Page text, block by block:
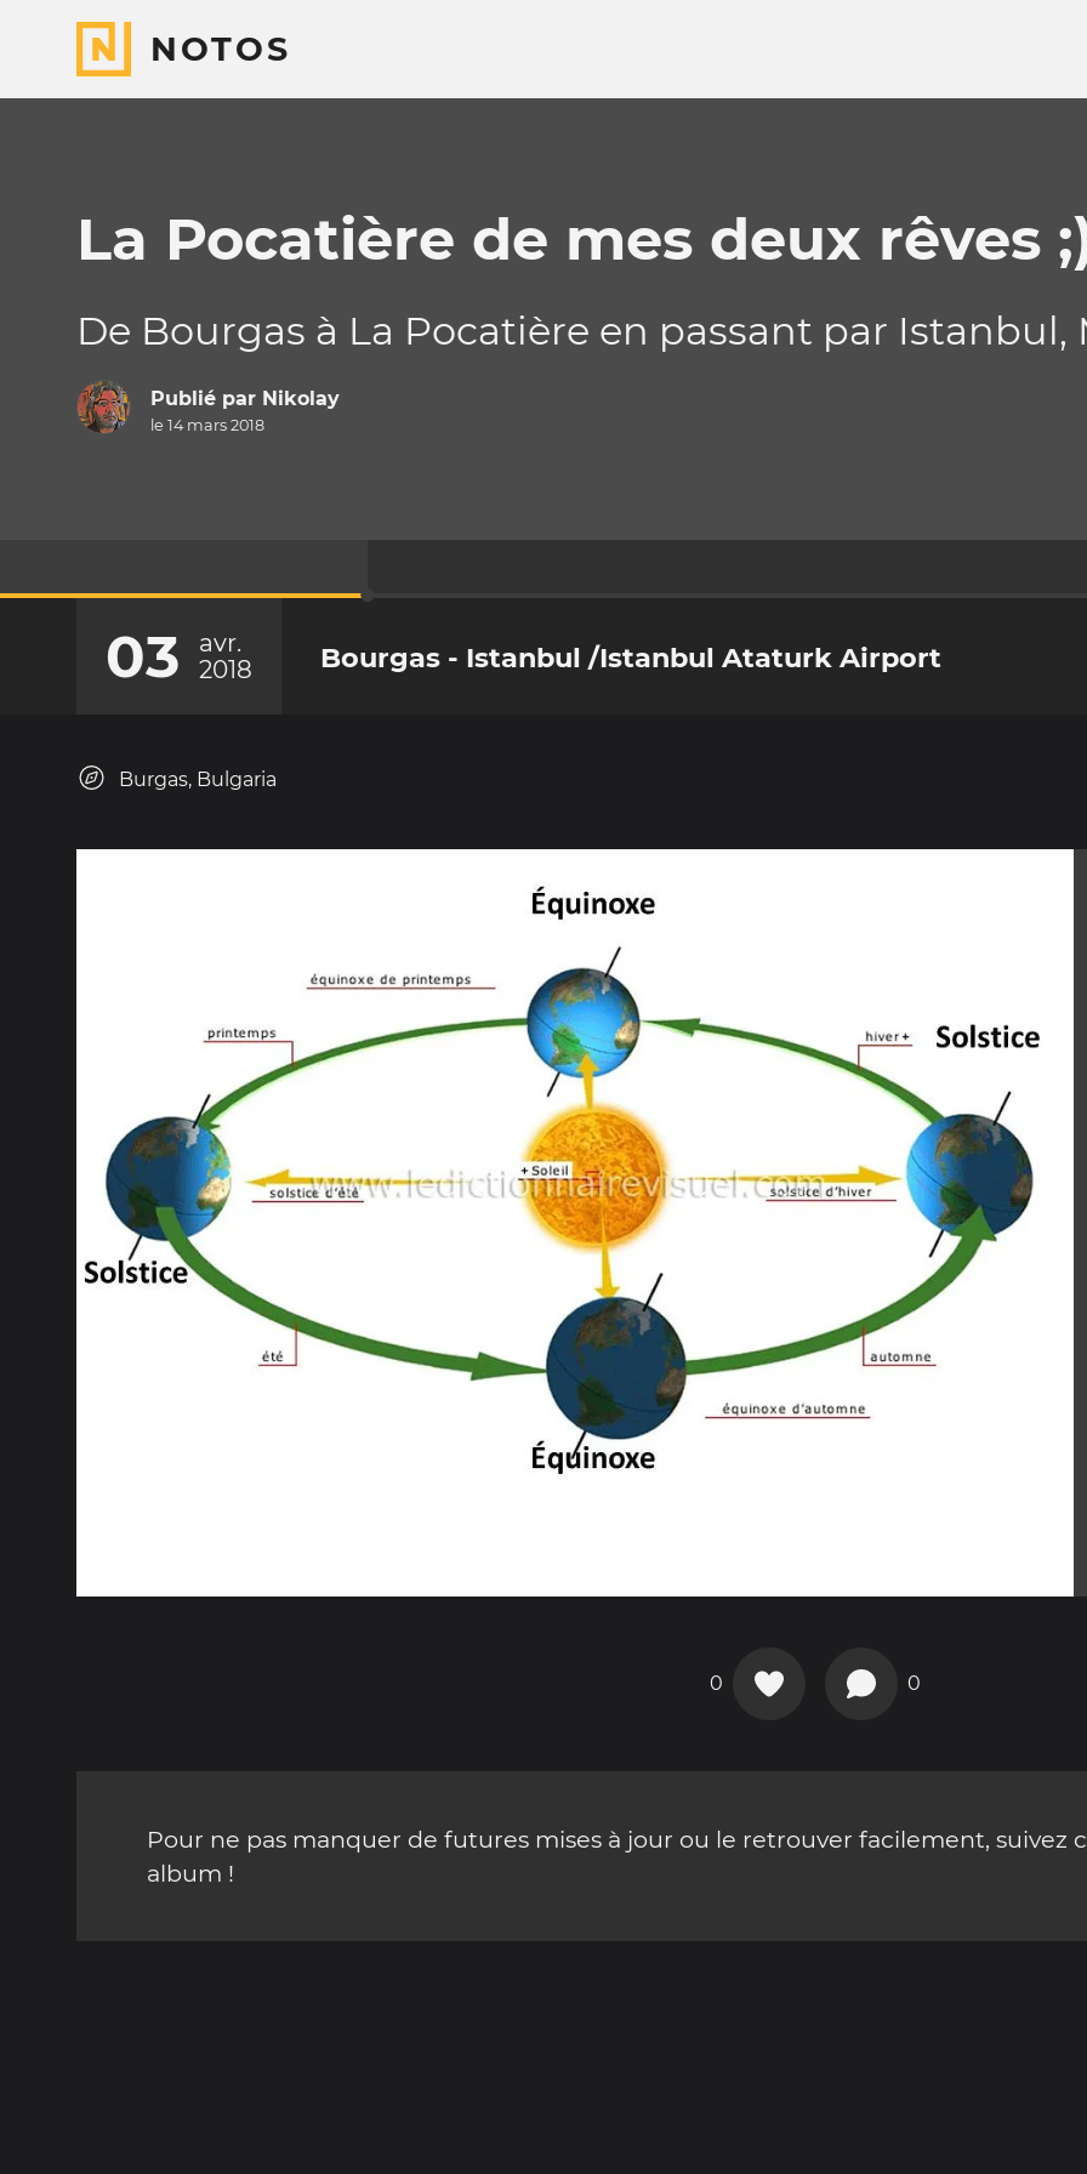
NOTOS
La Pocatière de mes deux rêves
De Bourgas à La Pocatière en passant par
Publié par Nikolay
le 14 mars 2018
03
avr.
2018
Bourgas - Istanbul /Istanbul Ataturk Airport
Burgas, Bulgaria
0 0
Pour ne pas manquer de futures mises à jour ou le retrouver facilement, suivez
album !